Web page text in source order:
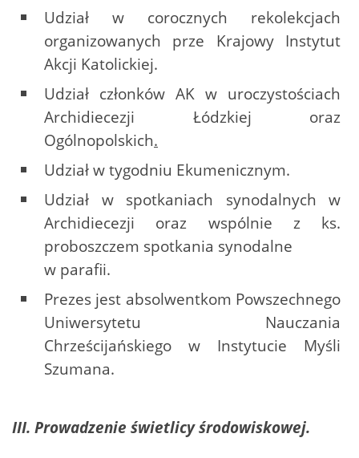
Udział w corocznych rekolekcjach
organizowanych prze Krajowy Instytut
Akcji Katolickiej.
Udział członków AK w uroczystościach
Archidiecezji Łódzkiej oraz
Ogólnopolskich.
Udział w tygodniu Ekumenicznym.
Udział w spotkaniach synodalnych w
Archidiecezji oraz wspólnie z ks.
proboszczem spotkania synodalne
w parafii.
Prezes jest absolwentkom Powszechnego
Uniwersytetu Nauczania
Chrześcijańskiego w Instytucie Myśli
Szumana.
III. Prowadzenie świetlicy środowiskowej.